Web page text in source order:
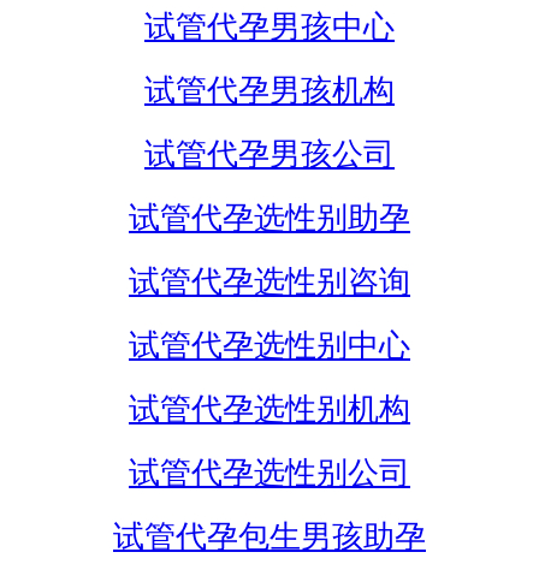
试管代孕男孩中心
试管代孕男孩机构
试管代孕男孩公司
试管代孕选性别助孕
试管代孕选性别咨询
试管代孕选性别中心
试管代孕选性别机构
试管代孕选性别公司
试管代孕包生男孩助孕